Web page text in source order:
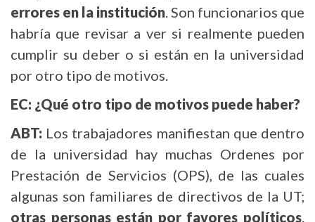
errores en la institución . Son funcionarios que
habría que revisar a ver si realmente pueden
cumplir su deber o si están en la universidad
por otro tipo de motivos.
EC: ¿Qué otro tipo de motivos puede haber?
ABT: Los trabajadores manifiestan que dentro
de la universidad hay muchas Ordenes por
Prestación de Servicios (OPS), de las cuales
algunas son familiares de directivos de la UT;
otras personas están por favores políticos